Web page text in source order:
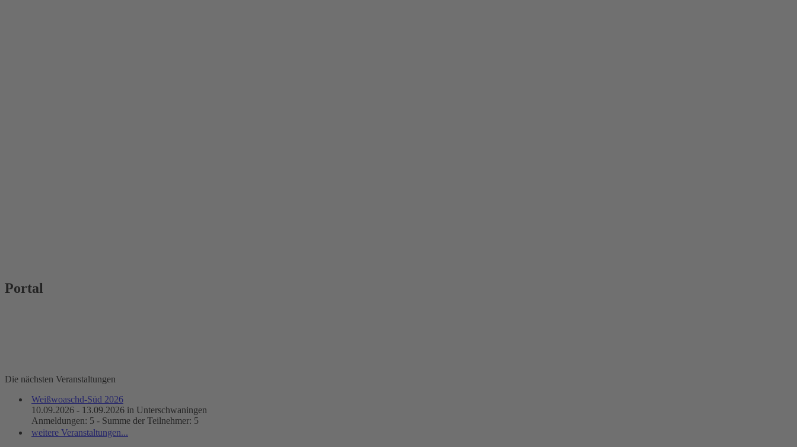
Portal
Die nächsten Veranstaltungen
Weißwoaschd-Süd 2026
10.09.2026 - 13.09.2026 in Unterschwaningen
Anmeldungen: 5 - Summe der Teilnehmer: 5
weitere Veranstaltungen...